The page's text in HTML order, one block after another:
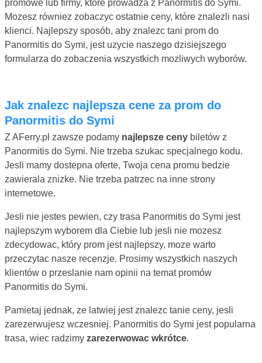
promowe lub firmy, które prowadza z Panormitis do Symi.
Mozesz równiez zobaczyc ostatnie ceny, które znalezli nasi
klienci. Najlepszy sposób, aby znalezc tani prom do
Panormitis do Symi, jest uzycie naszego dzisiejszego
formularza do zobaczenia wszystkich mozliwych wyborów.
Jak znalezc najlepsza cene za prom do
Panormitis do Symi
Z AFerry.pl zawsze podamy najlepsze ceny biletów z
Panormitis do Symi. Nie trzeba szukac specjalnego kodu.
Jesli mamy dostepna oferte, Twoja cena promu bedzie
zawierala znizke. Nie trzeba patrzec na inne strony
internetowe.
Jesli nie jestes pewien, czy trasa Panormitis do Symi jest
najlepszym wyborem dla Ciebie lub jesli nie mozesz
zdecydowac, który prom jest najlepszy, moze warto
przeczytac nasze recenzje. Prosimy wszystkich naszych
klientów o przeslanie nam opinii na temat promów
Panormitis do Symi.
Pamietaj jednak, ze latwiej jest znalezc tanie ceny, jesli
zarezerwujesz wczesniej. Panormitis do Symi jest popularna
trasa, wiec radzimy zarezerwowac wkrótce.